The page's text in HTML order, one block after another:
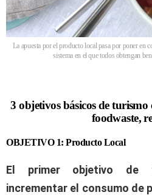
La apuesta por el producto local pasa por poner en
sistema en el que todos obtengan
3 objetivos básicos de
foodwaste,
OBJETIVO 1: Producto Local
El primer objetivo de
incrementar el consumo de